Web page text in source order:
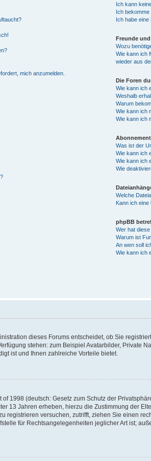
mich anzumelden.
Ich kann
Ich
Ich habe eine
Freunde
Wozu
Wie kann ich
wieder aus
Die Foren
Wie kann ich
Weshalb
Warum
Wie kann ich
Wie kann ich
Was ist der
Wie kann ich
Wie kann ich
Wie
Welche
Kann ich
phpBB
Wer hat
Warum ist
An wen soll
Wie kann ich
dieses Forums entscheidet, ob Sie
stehen: zum Beispiel Avatarbilder, Private
ist und Ihnen zahlreiche Vorteile bietet.
1998 (deutsch: Gesetz zum Schutz der
13 Jahren erheben, hierzu die Zustimmung der
registrieren versuchen, zutrifft, ziehen Sie einen
für Rechtsangelegenheiten jeglicher Art ist;